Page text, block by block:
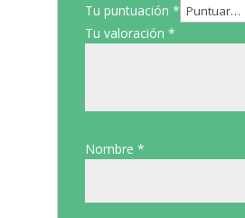
Tu puntuación *
Tu valoración *
Nombre *